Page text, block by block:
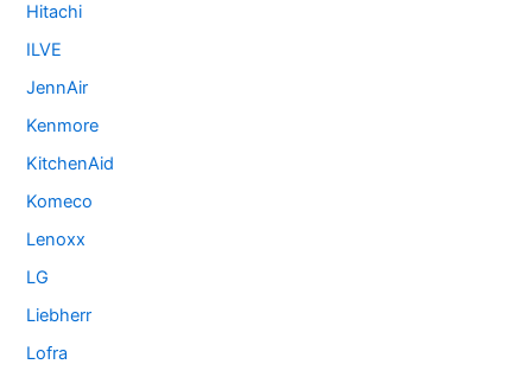
Hitachi
ILVE
JennAir
Kenmore
KitchenAid
Komeco
Lenoxx
LG
Liebherr
Lofra